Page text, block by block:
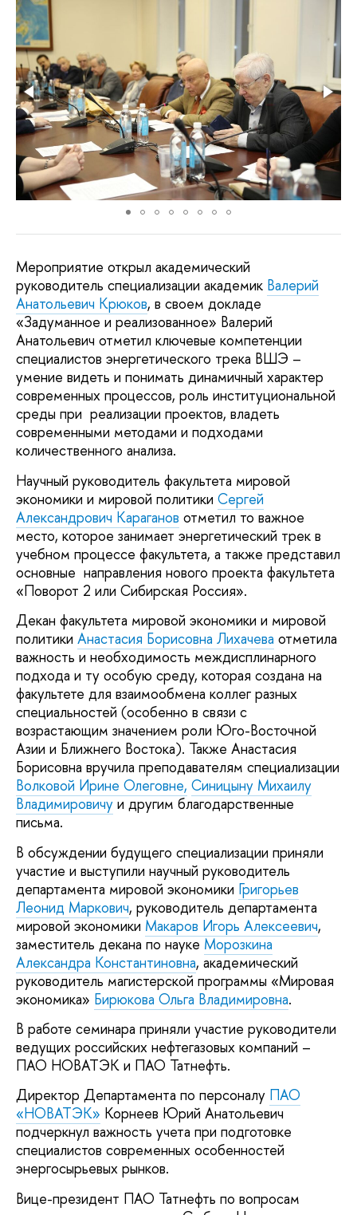
Мероприятие открыл академический
руководитель специализации академик Валерий
Анатольевич Крюков, в своем докладе
«Задуманное и реализованное» Валерий
Анатольевич отметил ключевые компетенции
специалистов энергетического трека ВШЭ –
умение видеть и понимать динамичный характер
современных процессов, роль институциональной
среды при реализации проектов, владеть
современными методами и подходами
количественного анализа.
Научный руководитель факультета мировой
экономики и мировой политики Сергей
Александрович Караганов отметил то важное
место, которое занимает энергетический трек в
учебном процессе факультета, а также представил
основные направления нового проекта факультета
«Поворот 2 или Сибирская Россия».
Декан факультета мировой экономики и мировой
политики Анастасия Борисовна Лихачева отметила
важность и необходимость междисплинарного
подхода и ту особую среду, которая создана на
факультете для взаимообмена коллег разных
специальностей (особенно в связи с
возрастающим значением роли Юго-Восточной
Азии и Ближнего Востока). Также Анастасия
Борисовна вручила преподавателям специализации
Волковой Ирине Олеговне, Синицыну Михаилу
Владимировичу и другим благодарственные
письма.
В обсуждении будущего специализации приняли
участие и выступили научный руководитель
департамента мировой экономики Григорьев
Леонид Маркович, руководитель департамента
мировой экономики Макаров Игорь Алексеевич,
заместитель декана по науке Морозкина
Александра Константиновна, академический
руководитель магистерской программы «Мировая
экономика» Бирюкова Ольга Владимировна.
В работе семинара приняли участие руководители
ведущих российских нефтегазовых компаний –
ПАО НОВАТЭК и ПАО Татнефть.
Директор Департамента по персоналу ПАО
«НОВАТЭК» Корнеев Юрий Анатольевич
подчеркнул важность учета при подготовке
специалистов современных особенностей
энергосырьевых рынков.
Вице-президент ПАО Татнефть по вопросам